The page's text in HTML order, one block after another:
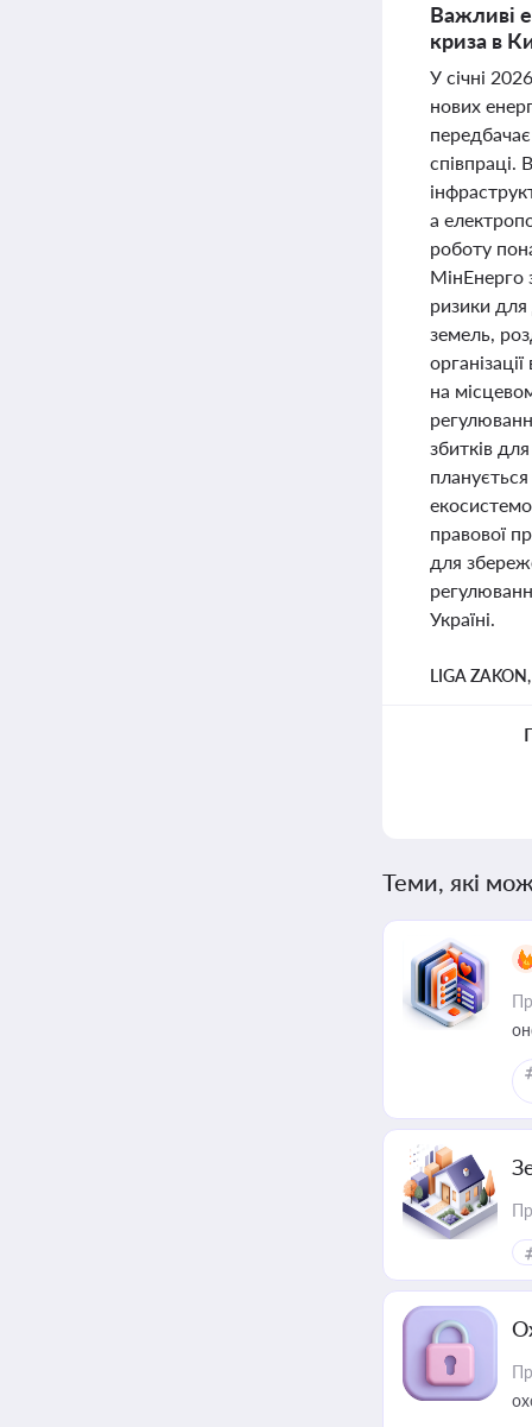
Важливі
криза в
У січні
нових
співпраці.
а
роботу
МінЕнерго
ризики
земель,
на
збитків
правової
для
Україні.
LIGA ZAKON,
Теми, які